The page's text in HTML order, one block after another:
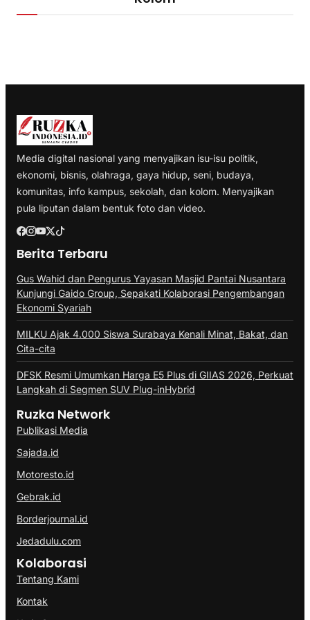
Media digital nasional yang menyajikan isu-isu politik,
ekonomi, bisnis, olahraga, gaya hidup, seni, budaya,
komunitas, info kampus, sekolah, dan kolom. Menyajikan
pula liputan dalam bentuk foto dan video.
Berita Terbaru
Gus Wahid dan Pengurus Yayasan Masjid Pantai Nusantara
Kunjungi Gaido Group, Sepakati Kolaborasi Pengembangan
Ekonomi Syariah
MILKU Ajak 4.000 Siswa Surabaya Kenali Minat, Bakat, dan
Cita-cita
DFSK Resmi Umumkan Harga E5 Plus di GIIAS 2026, Perkuat
Langkah di Segmen SUV Plug-inHybrid
Ruzka Network
Publikasi Media
Sajada.id
Motoresto.id
Gebrak.id
Borderjournal.id
Jedadulu.com
Kolaborasi
Tentang Kami
Kontak